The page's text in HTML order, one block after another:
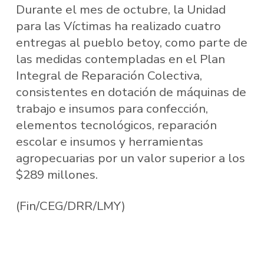
Durante el mes de octubre, la Unidad
para las Víctimas ha realizado cuatro
entregas al pueblo betoy, como parte de
las medidas contempladas en el Plan
Integral de Reparación Colectiva,
consistentes en dotación de máquinas de
trabajo e insumos para confección,
elementos tecnológicos, reparación
escolar e insumos y herramientas
agropecuarias por un valor superior a los
$289 millones.
(Fin/CEG/DRR/LMY)